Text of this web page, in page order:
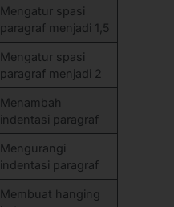
Mengatur spasi
paragraf menjadi 1,5
Mengatur spasi
paragraf menjadi 2
Menambah
indentasi paragraf
Mengurangi
indentasi paragraf
Membuat hanging